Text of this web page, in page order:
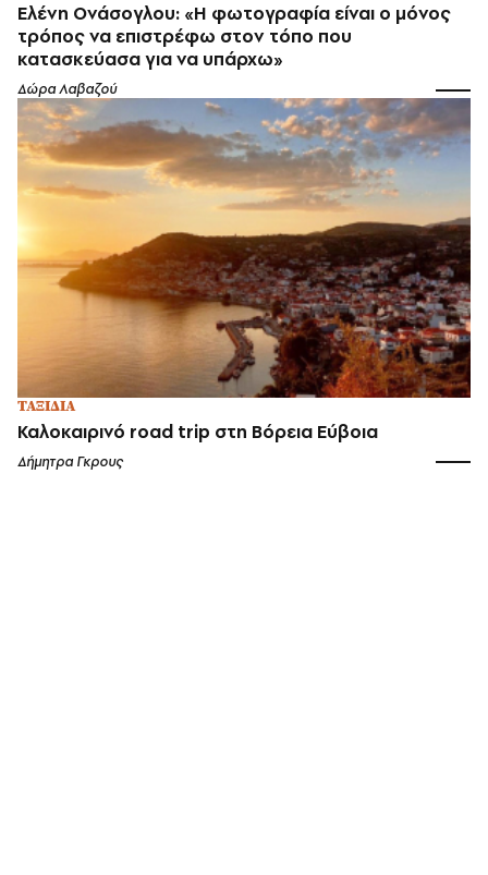
Ελένη Ονάσογλου: «Η φωτογραφία είναι ο μόνος
τρόπος να επιστρέφω στον τόπο που
κατασκεύασα για να υπάρχω»
Δώρα Λαβαζού
ΤΑΞΙΔΙΑ
Καλοκαιρινό road trip στη Βόρεια Εύβοια
Δήμητρα Γκρους